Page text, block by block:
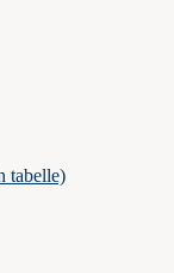
tabelle)